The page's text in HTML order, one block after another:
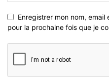
Enregistrer mon nom,
pour la prochaine fois que je